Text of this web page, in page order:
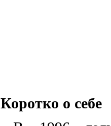
Коротко о себе